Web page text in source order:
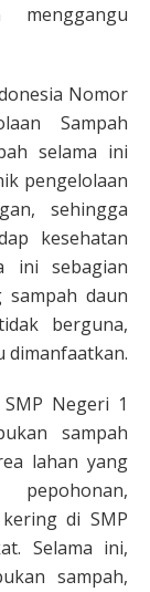
Nomor
Sampah
selama ini
pengelolaan
sehingga
kesehatan
ini sebagian
sampah daun
berguna,
dimanfaatkan.
Negeri 1
sampah
lahan yang
di SMP
Selama ini,
sampah,